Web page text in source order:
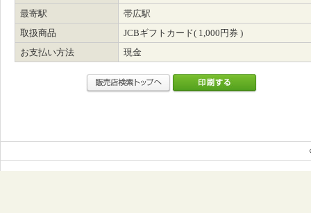
最寄駅
帯広駅
取扱商品
JCBギフトカード( 1,000円券 )
お支払い方法
現金